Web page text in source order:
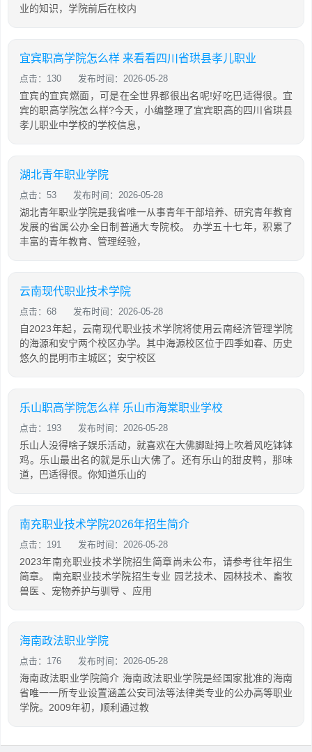
业的知识，学院前后在校内
宜宾职高学院怎么样 来看看四川省珙县孝儿职业
点击：130 发布时间：2026-05-28
宜宾的宜宾燃面，可是在全世界都很出名呢!好吃巴适得很。宜
宾的职高学院怎么样?今天，小编整理了宜宾职高的四川省珙县
孝儿职业中学校的学校信息，
湖北青年职业学院
点击：53 发布时间：2026-05-28
湖北青年职业学院是我省唯一从事青年干部培养、研究青年教育
发展的省属公办全日制普通大专院校。 办学五十七年，积累了
丰富的青年教育、管理经验，
云南现代职业技术学院
点击：68 发布时间：2026-05-28
自2023年起，云南现代职业技术学院将使用云南经济管理学院
的海源和安宁两个校区办学。其中海源校区位于四季如春、历史
悠久的昆明市主城区；安宁校区
乐山职高学院怎么样 乐山市海棠职业学校
点击：193 发布时间：2026-05-28
乐山人没得啥子娱乐活动，就喜欢在大佛脚趾拇上吹着风吃钵钵
鸡。乐山最出名的就是乐山大佛了。还有乐山的甜皮鸭，那味
道，巴适得很。你知道乐山的
南充职业技术学院2026年招生简介
点击：191 发布时间：2026-05-28
2023年南充职业技术学院招生简章尚未公布，请参考往年招生
简章。 南充职业技术学院招生专业 园艺技术、园林技术、畜牧
兽医 、宠物养护与驯导 、应用
海南政法职业学院
点击：176 发布时间：2026-05-28
海南政法职业学院简介 海南政法职业学院是经国家批准的海南
省唯一一所专业设置涵盖公安司法等法律类专业的公办高等职业
学院。2009年初，顺利通过教